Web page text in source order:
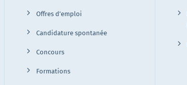
Offres d’emploi
Candidature spontanée
Concours
Formations